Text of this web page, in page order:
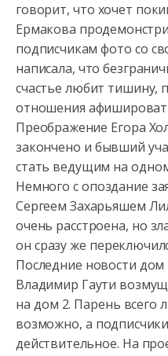
говорит, что хочет
Ермакова
подписчикам фото со
написала, что
счастье любит тишину,
отношения
Преображение Егора
закончено и бывший
стать ведущим на
Немного с опоздание
Сергеем Захарьяшем
очень расстроена, но
он сразу же
Последние новости дом
Владимир Гаути
на дом 2. Парень всего
возможно, а
действительное. На